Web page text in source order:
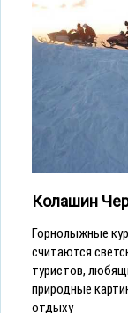
Колашин
Горнолыжные
считаются
туристов,
природные
отдыху